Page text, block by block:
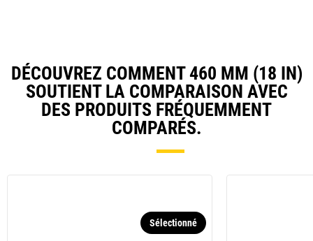
DÉCOUVREZ COMMENT 460 MM (18 IN)
SOUTIENT LA COMPARAISON AVEC
DES PRODUITS FRÉQUEMMENT
COMPARÉS.
Sélectionné